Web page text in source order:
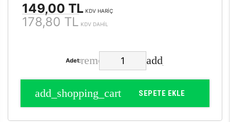
149,00 TL KDV HARİÇ
178,80 TL KDV DAHİL
Adet:
SEPETE EKLE